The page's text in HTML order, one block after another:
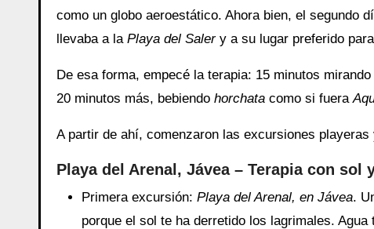
como un globo aeroestático. Ahora bien, el segundo
llevaba a la Playa del Salery a su lugar preferido
De esa forma, empecé la terapia: 15 minutos
20 minutos más, bebiendo horchata como si fuera
A partir de ahí, comenzaron las excursiones playeras
Playa del Arenal, Jávea – Terapia con sol
Primera excursión: Playa del Arenal, en Jávea.
porque el sol te ha derretido los lagrimales.